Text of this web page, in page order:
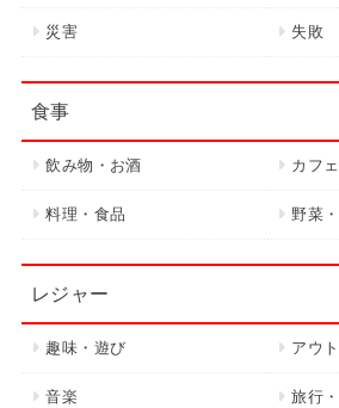
災害 失敗
食事
飲み物・お酒 カフ
料理・食品 野菜
レジャー
趣味・遊び アウ
音楽 旅行